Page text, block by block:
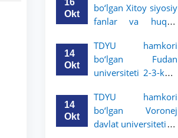
dasturini e’lon qildi
Okt
bo‘lgan Xitoy siyosiy
fanlar va huquq
talabalari uchun
akademik mobillik
dasturini e’lon qildi
14
Okt
TDYU hamkori
bo‘lgan Fudan
universiteti 2-3-kurs
akademik mobillik
dasturini e’lon qildi
14
Okt
TDYU hamkori
bo‘lgan Voronej
davlat universiteti 2-